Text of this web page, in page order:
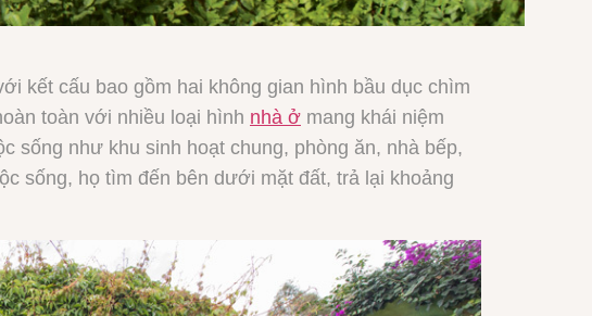
kết cấu bao gồm hai không gian hình bầu dục chìm
toàn với nhiều loại hình nhà ở mang khái niệm
sống như khu sinh hoạt chung, phòng ăn, nhà bếp,
sống, họ tìm đến bên dưới mặt đất, trả lại khoảng